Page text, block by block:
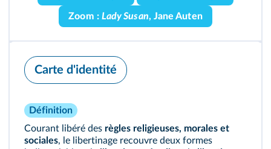
Zoom : Lady Susan, Jane Auten
Carte d'identité
Définition
Courant libéré des règles religieuses, morales et
sociales, le libertinage recouvre deux formes